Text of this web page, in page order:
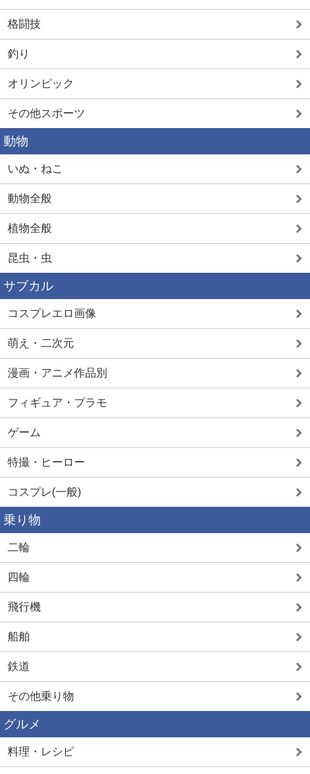
格闘技
釣り
オリンピック
その他スポーツ
動物
いぬ・ねこ
動物全般
植物全般
昆虫・虫
サブカル
コスプレエロ画像
萌え・二次元
漫画・アニメ作品別
フィギュア・プラモ
ゲーム
特撮・ヒーロー
コスプレ(一般)
乗り物
二輪
四輪
飛行機
船舶
鉄道
その他乗り物
グルメ
料理・レシピ